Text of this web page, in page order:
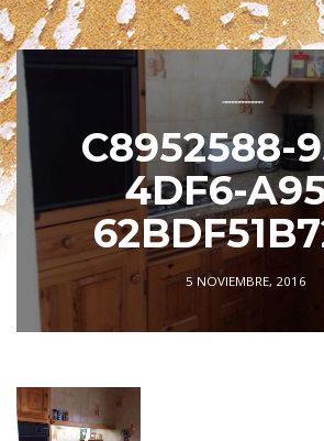
––––––––––––
C8952588-
4DF6-
5 NOVIEMBRE, 2016